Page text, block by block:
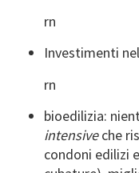
rn
Investimenti
rn
bioedilizia:
intensiveche
condoni edilizi